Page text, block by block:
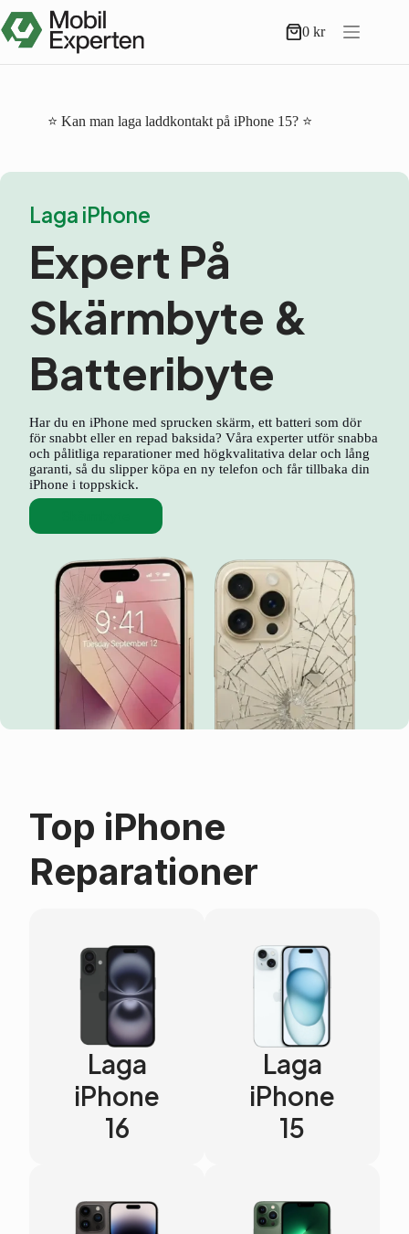
till
innehåll
Varukorg
0kr
⭐ Kan man laga laddkontakt på iPhone 15? ⭐
Laga iPhone
Expert På
Skärmbyte &
Batteribyte
Har du en iPhone med sprucken skärm, ett batteri som dör
för snabbt eller en repad baksida? Våra experter utför snabba
och pålitliga reparationer med högkvalitativa delar och lång
garanti, så du slipper köpa en ny telefon och får tillbaka din
iPhone i toppskick.
Top iPhone
Reparationer
Laga
iPhone
16
Laga
iPhone
15